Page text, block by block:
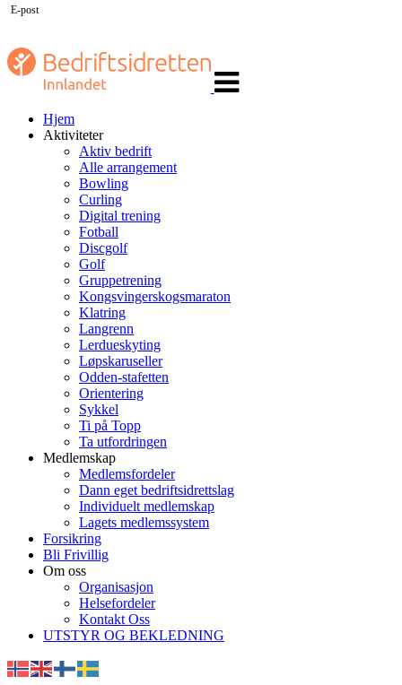
navigasjon
Hjem
Aktiviteter
Aktiv bedrift
Alle arrangement
Bowling
Curling
Digital trening
Fotball
Discgolf
Golf
Gruppetrening
Kongsvingerskogsmaraton
Klatring
Langrenn
Lerdueskyting
Løpskaruseller
Odden-stafetten
Orientering
Sykkel
Ti på Topp
Ta utfordringen
Medlemskap
Medlemsfordeler
Dann eget bedriftsidrettslag
Individuelt medlemskap
Lagets medlemssystem
Forsikring
Bli Frivillig
Om oss
Organisasjon
Helsefordeler
Kontakt Oss
UTSTYR OG BEKLEDNING
E-post